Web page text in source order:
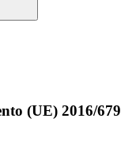
(UE) 2016/679